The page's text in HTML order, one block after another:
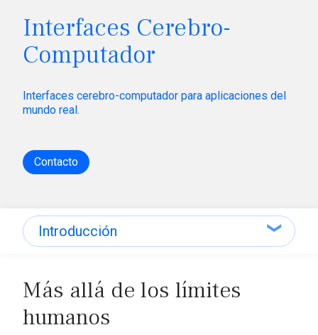
Interfaces Cerebro-
Computador
Interfaces cerebro-computador para aplicaciones del
mundo real.
Contacto
Introducción
Aplicaciones
Soluciones hardware
Más allá de los límites
humanos